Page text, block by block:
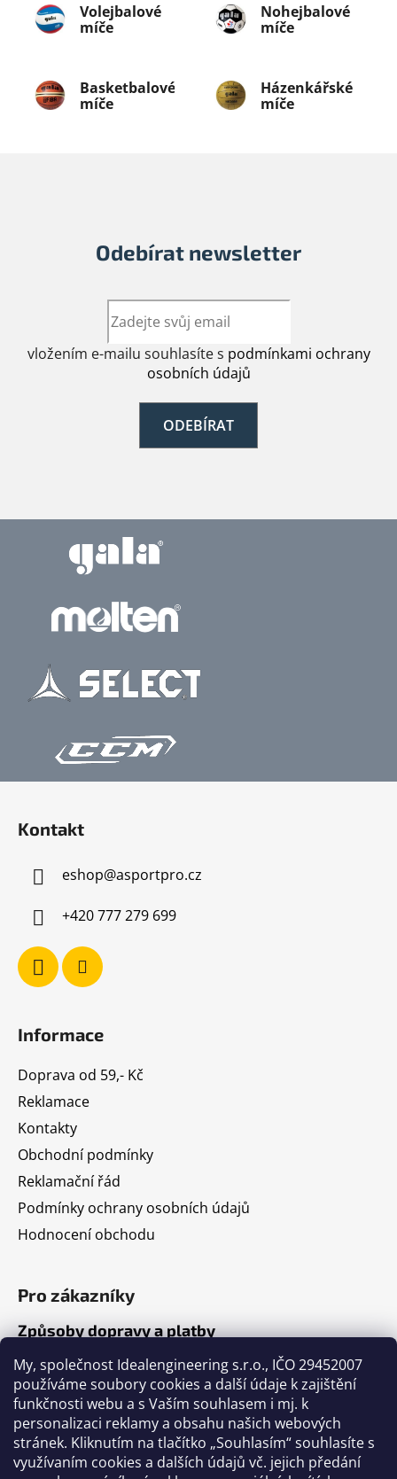
My, společnost Idealengineering s.r.o., IČO 29452007
používáme soubory cookies a další údaje k zajištění
funkčnosti webu a s Vaším souhlasem i mj. k
personalizaci reklamy a obsahu našich webových
stránek. Kliknutím na tlačítko „Souhlasím“ souhlasíte s
využívaním cookies a dalších údajů vč. jejich předání
Volejbalové
míče
Nohejbalové
míče
Basketbalové
míče
Házenkářské
míče
Odebírat newsletter
vložením e-mailu souhlasíte s podmínkami ochrany
osobních údajů
ODEBÍRAT
Kontakt
eshop@asportpro.cz
+420 777 279 699
Informace
Doprava od 59,- Kč
Reklamace
Kontakty
Obchodní podmínky
Reklamační řád
Podmínky ochrany osobních údajů
Hodnocení obchodu
Pro zákazníky
Způsoby dopravy a platby
Jak nakupovat
Články
Výběr volejbalového míče